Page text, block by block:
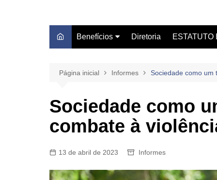
Benefícios
Blue Beach Thermas Park
Centro Médico Clube DS
Centro Universitário
Unifacvest
Farmácia de Manipulação
Diretoria ESTATUTO
Leis/Servidor
Página inicial Informes Sociedade como um
Sociedade como
combate à
13 de abril de 2023 Informes